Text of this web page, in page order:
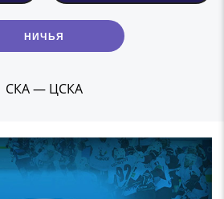
НИЧЬЯ
СКА — ЦСКА